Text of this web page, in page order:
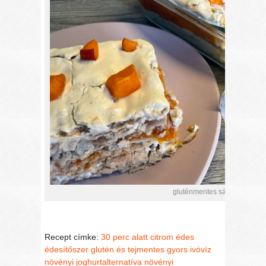
gluténmentes
Recept címke:30 perc alatt citrom édes
édesítőszer glutén és tejmentes gyors ivóvíz
növényi joghurtalternatíva növényi